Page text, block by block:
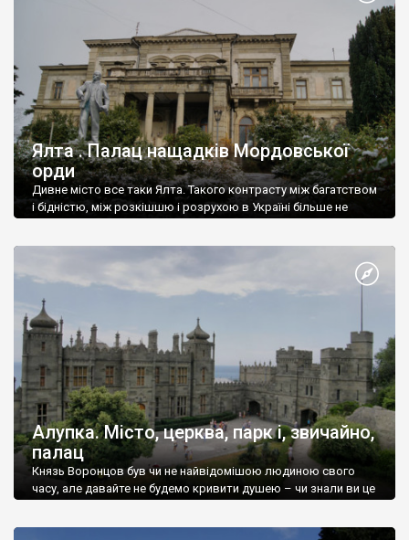
Ялта . Палац нащадків Мордовської
орди
Дивне місто все таки Ялта. Такого контрасту між багатством
і бідністю, між розкішшю і розрухою в Україні більше не
Алупка. Місто, церква, парк і, звичайно,
палац
Князь Воронцов був чи не найвідомішою людиною свого
часу, але давайте не будемо кривити душею – чи знали ви це